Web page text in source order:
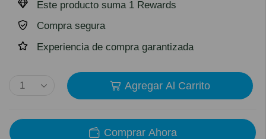
Este producto suma 1 Rewards
Compra segura
Experiencia de compra garantizada
Agregar Al Carrito
Comprar Ahora